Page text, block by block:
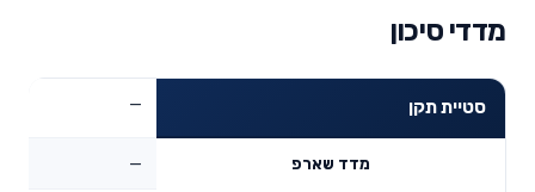
מדדי סיכון
סטיית תקן —
מדד שארפ —